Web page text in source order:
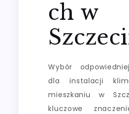
ch w
Wybór
dla instalacji
mieszkaniu w
kluczowe